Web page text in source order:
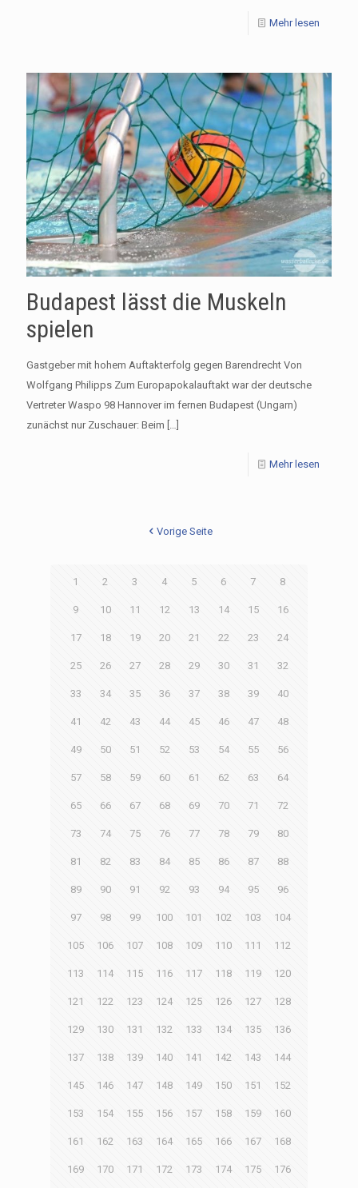
Mehr lesen
Budapest lässt die Muskeln
spielen
Gastgeber mit hohem Auftakterfolg gegen Barendrecht Von
Wolfgang Philipps Zum Europapokalauftakt war der deutsche
Vertreter Waspo 98 Hannover im fernen Budapest (Ungarn)
zunächst nur Zuschauer: Beim […]
Mehr lesen
Vorige Seite
1 2 3 4 5 6 7 8
9 10 11 12 13 14 15 16
17 18 19 20 21 22 23 24
25 26 27 28 29 30 31 32
33 34 35 36 37 38 39 40
41 42 43 44 45 46 47 48
49 50 51 52 53 54 55 56
57 58 59 60 61 62 63 64
65 66 67 68 69 70 71 72
73 74 75 76 77 78 79 80
81 82 83 84 85 86 87 88
89 90 91 92 93 94 95 96
97 98 99 100 101 102 103 104
105 106 107 108 109 110 111 112
113 114 115 116 117 118 119 120
121 122 123 124 125 126 127 128
129 130 131 132 133 134 135 136
137 138 139 140 141 142 143 144
145 146 147 148 149 150 151 152
153 154 155 156 157 158 159 160
161 162 163 164 165 166 167 168
169 170 171 172 173 174 175 176